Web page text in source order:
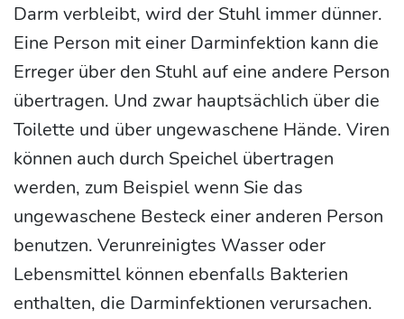
Darm verbleibt, wird der Stuhl immer dünner.
Eine Person mit einer Darminfektion kann die
Erreger über den Stuhl auf eine andere Person
übertragen. Und zwar hauptsächlich über die
Toilette und über ungewaschene Hände. Viren
können auch durch Speichel übertragen
werden, zum Beispiel wenn Sie das
ungewaschene Besteck einer anderen Person
benutzen. Verunreinigtes Wasser oder
Lebensmittel können ebenfalls Bakterien
enthalten, die Darminfektionen verursachen.